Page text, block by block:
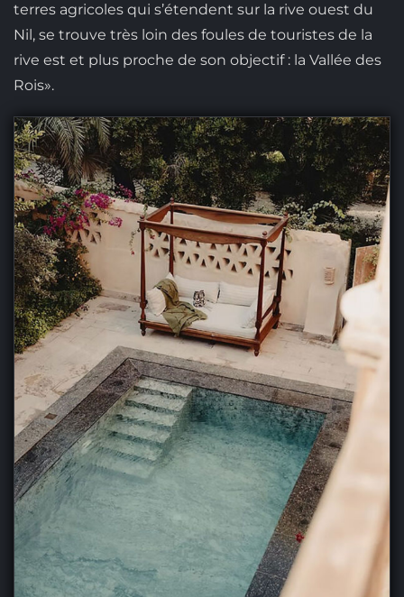
terres agricoles qui s’étendent sur la rive ouest du
Nil, se trouve très loin des foules de touristes de la
rive est et plus proche de son objectif : la Vallée des
Rois».